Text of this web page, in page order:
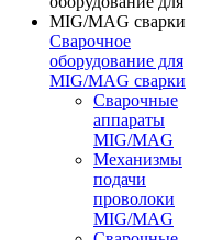
Сварочное
оборудование для
MIG/MAG сварки
Сварочные
аппараты
MIG/MAG
Механизмы
подачи
проволоки
MIG/MAG